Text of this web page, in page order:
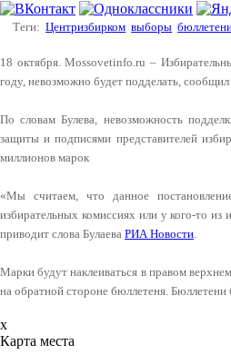
Теги: Центризбирком выборы
18 октября. Mossovetinfo.ru –
году, невозможно будет подделать,
По словам Булева, невозможность
защиты и подписями представителей
миллионов марок
«Мы считаем, что данное
избирательных комиссиях или у кого-то
приводит слова Булаева РИА Новости.
Марки будут наклеиваться в правом
на обратной стороне бюллетеня. Бюллетени
x
Карта места